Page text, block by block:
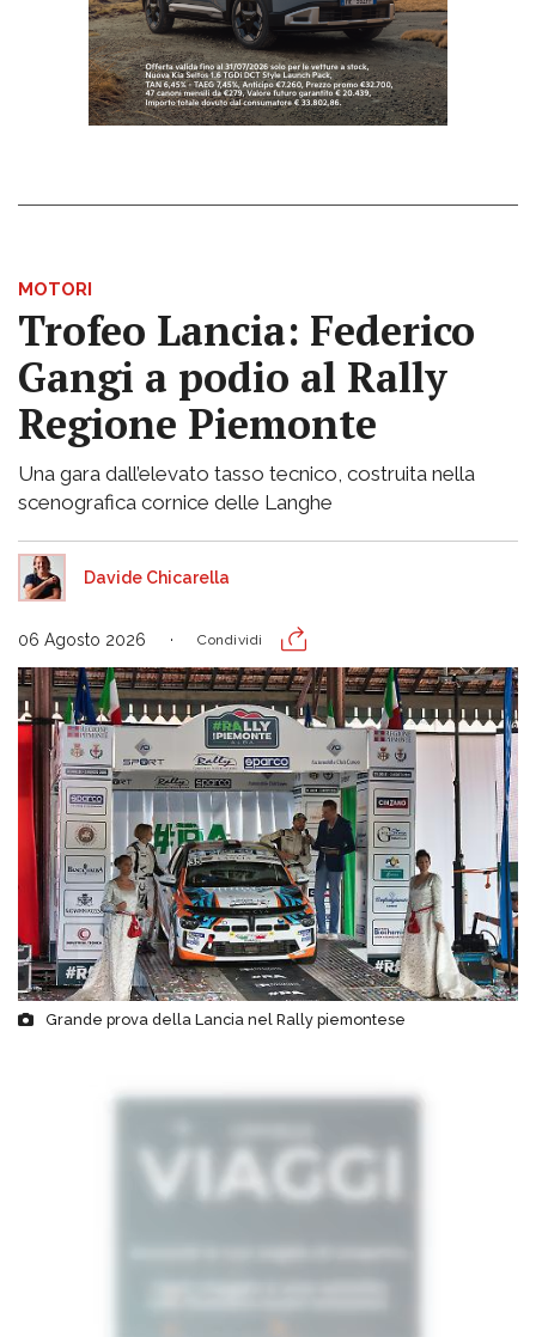
MOTORI
Trofeo Lancia: Federico
Gangi a podio al Rally
Regione Piemonte
Una gara dall’elevato tasso tecnico, costruita nella
scenografica cornice delle Langhe
Davide Chicarella
06 Agosto 2026 Condividi
Grande prova della Lancia nel Rally piemontese